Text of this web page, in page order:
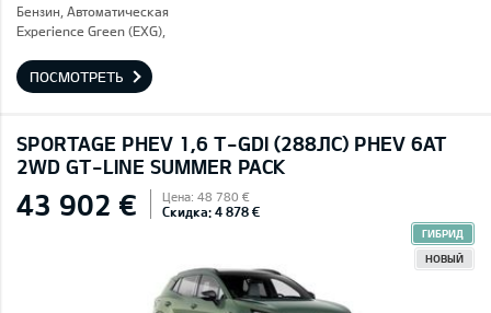
Бензин, Автоматическая
Experience Green (EXG),
ПОСМОТРЕТЬ
SPORTAGE PHEV 1,6 T-GDI (288ЛС) PHEV 6AT
2WD GT-LINE SUMMER PACK
43 902 € Цена: 48 780 €
Скидка: 4 878 €
ГИБРИД
НОВЫЙ